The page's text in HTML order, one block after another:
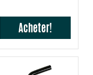
Acheter!